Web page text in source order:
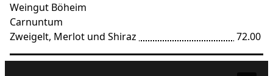
Weingut Böheim
Carnuntum
Zweigelt, Merlot und Shiraz
72.00